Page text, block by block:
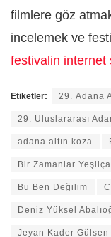
filmlere göz
incelemek ve
festivalin internet
Etiketler: 29. Adana
29. Uluslararası
adana altın koza
Bir Zamanlar
Bu Ben Değilim
Deniz Yüksel
Jeyan Kader Gülşen